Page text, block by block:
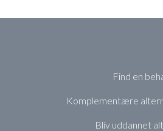
Find en
Komplementære
Bliv uddannet